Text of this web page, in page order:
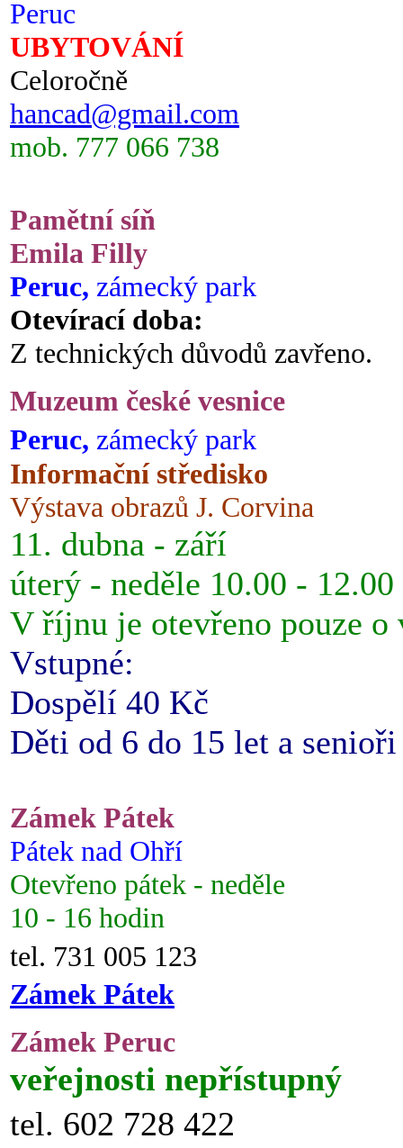
Peruc
UBYTOVÁNÍ
Celoročně
hancad@gmail.com
mob. 777 066 738
Pamětní síň
Emila Filly
Peruc, zámecký park
Otevírací doba:
Z technických důvodů zavřeno.
Muzeum české vesnice
Peruc, zámecký park
Informační středisko
Výstava obrazů J. Corvina
11. dubna - září
úterý - neděle 10.00 -
V říjnu je otevřeno pouze o
Vstupné:
Dospělí 40 Kč
Děti od 6 do 15 let a
Zámek Pátek
Pátek nad Ohří
Otevřeno pátek - neděle
10 - 16 hodin
tel. 731 005 123
Zámek Pátek
Zámek Peruc
veřejnosti nepřístupný
tel. 602 728 422